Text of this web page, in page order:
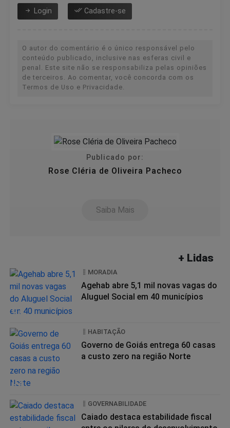
Login Cadastre-se
O autor do comentário é o único responsável pelo
conteúdo publicado, inclusive nas esferas civil e
penal. Este site não se responsabiliza pelas opiniões
de terceiros. Ao comentar, você concorda com os
Termos de Uso e Privacidade.
Publicado por:
Rose Cléria de Oliveira Pacheco
Saiba Mais
+ Lidas
01
MORADIA
Agehab abre 5,1 mil novas vagas do
Aluguel Social em 40 municípios
02
HABITAÇÃO
Governo de Goiás entrega 60 casas
a custo zero na região Norte
GOVERNABILIDADE
Caiado destaca estabilidade fiscal